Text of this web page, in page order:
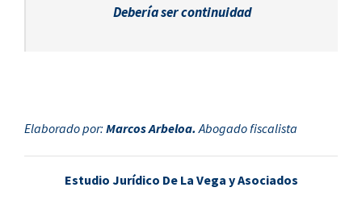
Debería ser continuidad
Elaborado por: Marcos Arbeloa. Abogado fiscalista
Estudio Jurídico De La Vega y Asociados